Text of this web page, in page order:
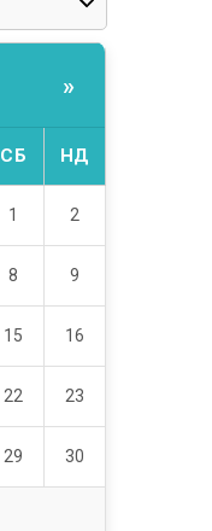
»
СБ НД
1 2
8 9
15 16
22 23
29 30